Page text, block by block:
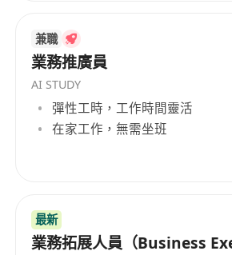
兼職
業務推廣員
AI STUDY
彈性工時，工作時間靈活
在家工作，無需坐班
最新
業務拓展人員（Business